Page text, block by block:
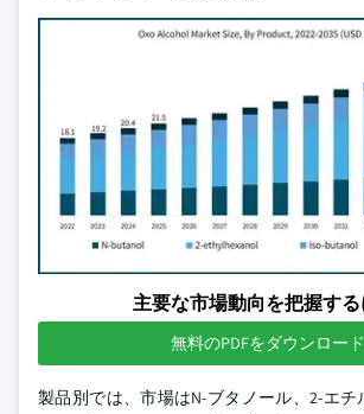
主要な市場動向を把握す
無料のPDFをダウンロード
製品別では、市場はN-ブタノール、2-エチ